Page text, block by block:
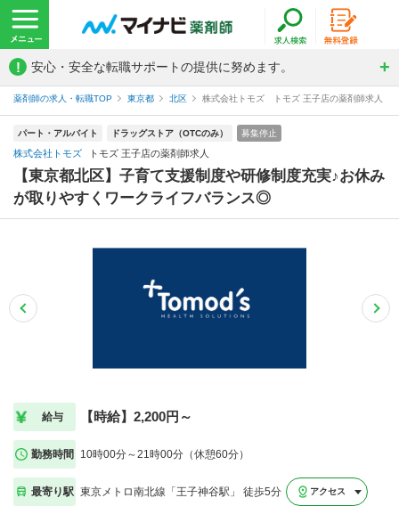
! 安心・安全な転職サポートの提供に努めます。
薬剤師の求人・転職TOP 東京都 北区 株式会社トモズ トモズ 王子店の薬剤師求人
パート・アルバイト ドラッグストア（OTCのみ） 募集停止
株式会社トモズ トモズ 王子店の薬剤師求人
【東京都北区】子育て支援制度や研修制度充実♪お休み
が取りやすくワークライフバランス◎
給与 【時給】2,200円～
勤務時間 10時00分～21時00分（休憩60分）
最寄り駅 東京メトロ南北線「王子神谷駅」 徒歩5分 アクセス